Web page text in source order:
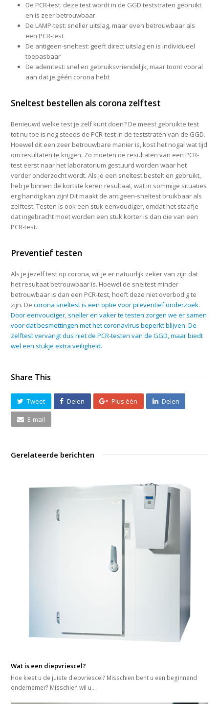
De PCR-test: deze test wordt in de GGD teststraten gebruikt
en is zeer betrouwbaar
De LAMP-test: sneller uitslag, maar even betrouwbaar als
een PCR-test
De antigeen-sneltest: geeft direct uitslag en is individueel
toepasbaar
De ademtest: snel en gebruiksvriendelijk, maar toont vooral
aan dat je géén corona hebt
Sneltest bestellen als corona zelftest
Benieuwd welke test je zelf kunt doen? De meest gebruikte test
tot nu toe is nog steeds de PCR-test in de teststraten van de GGD.
Hoewel dit een zeer betrouwbare manier is, kost het nogal wat tijd
om resultaten te krijgen. Zo moeten de resultaten van een PCR-
test eerst naar het laboratorium gestuurd worden waar het
verder onderzocht wordt. Als je een sneltest bestelt en gebruikt,
heb je binnen de kortste keren resultaat, wat in sommige situaties
erg handig kan zijn! Dit maakt de antigeen-sneltest bruikbaar als
zelftest. Testen is ook een stuk eenvoudiger, omdat het staafje
dat ingebracht moet worden een stuk korter is dan die van een
PCR-test.
Preventief testen
Als je jezelf test op corona, wil je er natuurlijk zeker van zijn dat
het resultaat betrouwbaar is. Hoewel de sneltest minder
betrouwbaar is dan een PCR-test, hoeft deze niet overbodig te
zijn. Decorona sneltest is een optie voor preventief onderzoek.
Door eenvoudiger, sneller en vaker te testen zorgen we er samen
voor dat besmettingen met het coronavirus beperkt blijven. De
zelftest vervangt dus niet de PCR-testen van de GGD, maar biedt
wel een stukje extra veiligheid.
Share This
Tweet Delen Plus één Delen
E-mail
Gerelateerde berichten
Wat is een diepvriescel?
Hoe kiest u de juiste diepvriescel? Misschien bent u een beginnend
ondernemer? Misschien wil u…